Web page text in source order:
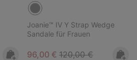
Joanie™ IV Y Strap Wedge
Sandale für Frauen
Sale price:
96,00 € Regular price:
120,00 €